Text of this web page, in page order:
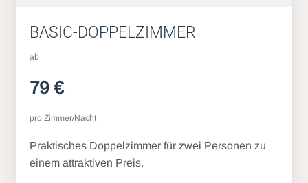
BASIC-DOPPELZIMMER
ab
79 €
pro Zimmer/Nacht
Praktisches Doppelzimmer für zwei Personen zu
einem attraktiven Preis.